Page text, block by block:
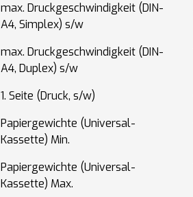
max. Druckgeschwindigkeit (DIN-
A4, Simplex) s/w
max. Druckgeschwindigkeit (DIN-
A4, Duplex) s/w
1. Seite (Druck, s/w)
Papiergewichte (Universal-
Kassette) Min.
Papiergewichte (Universal-
Kassette) Max.